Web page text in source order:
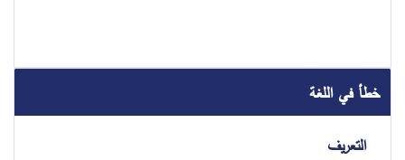
خطأ في اللغة
التعريف